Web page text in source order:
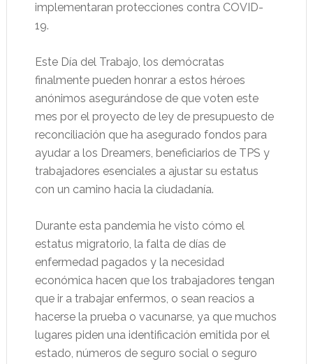
implementaran protecciones contra COVID-
19.
Este Día del Trabajo, los demócratas
finalmente pueden honrar a estos héroes
anónimos asegurándose de que voten este
mes por el proyecto de ley de presupuesto de
reconciliación que ha asegurado fondos para
ayudar a los Dreamers, beneficiarios de TPS y
trabajadores esenciales a ajustar su estatus
con un camino hacia la ciudadanía.
Durante esta pandemia he visto cómo el
estatus migratorio, la falta de días de
enfermedad pagados y la necesidad
económica hacen que los trabajadores tengan
que ir a trabajar enfermos, o sean reacios a
hacerse la prueba o vacunarse, ya que muchos
lugares piden una identificación emitida por el
estado, números de seguro social o seguro